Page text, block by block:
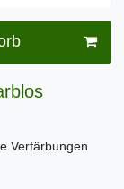
Verfärbungen